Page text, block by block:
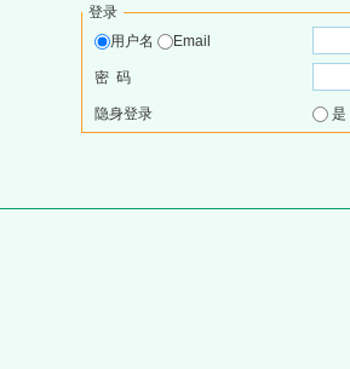
登录
用户名
Email
密 码
隐身登录